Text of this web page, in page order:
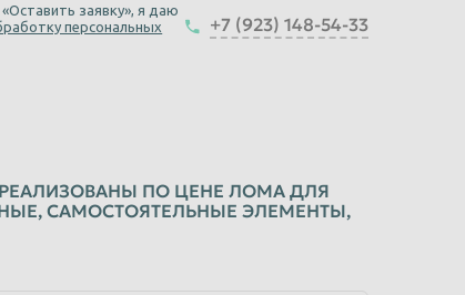
заявку», я даю
персональных
+7 (923) 148-54-33
ПО ЦЕНЕ ЛОМА ДЛЯ
САМОСТОЯТЕЛЬНЫЕ ЭЛЕМЕНТЫ,